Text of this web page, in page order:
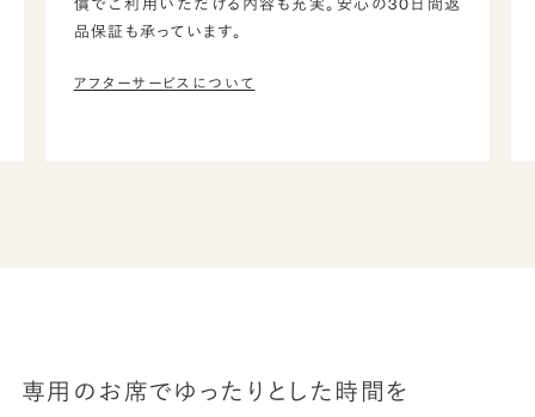
償でご利用いただける内容も充実。安心の30日間返
品保証も承っています。
アフターサービスについて
専用のお席でゆったりとした時間を